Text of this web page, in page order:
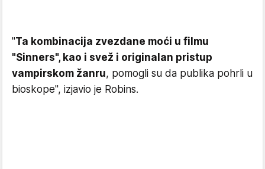
"Ta kombinacija zvezdane moći u filmu
"Sinners", kao i svež i originalan pristup
vampirskom žanru, pomogli su da publika pohrli u
bioskope", izjavio je Robins.